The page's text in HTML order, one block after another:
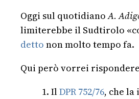
Oggi sul quotidianoA.
limiterebbe il Sudtirolo
detto non molto tempo fa.
Qui però vorrei
IlDPR 752/76, che